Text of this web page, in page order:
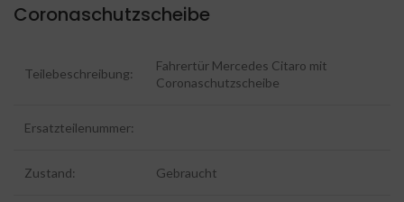
Coronaschutzscheibe
Teilebeschreibung:
Fahrertür Mercedes Citaro mit
Coronaschutzscheibe
Ersatzteilenummer:
Zustand: Gebraucht